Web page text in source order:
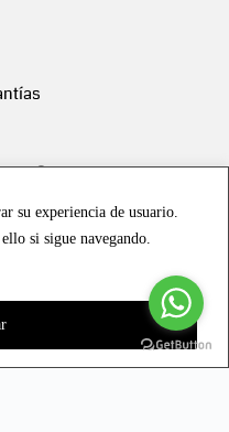
su experiencia de usuario.
si sigue navegando.
en 3 cuotas
- Vialmotor